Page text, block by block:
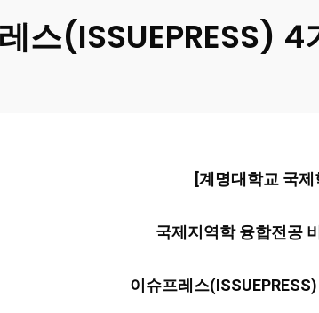
스(ISSUEPRESS)
[계명대학교 국제
국제지역학 융합전공
이슈프레스